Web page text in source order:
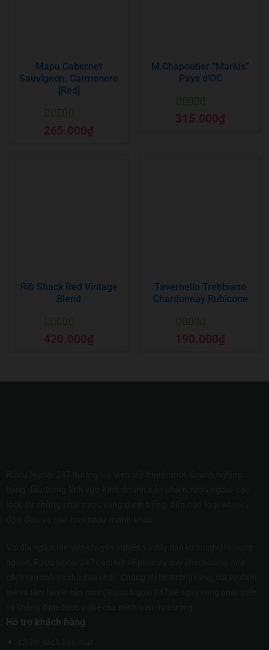
Mapu Cabernet
Sauvignon, Carmenere
[Red]
Được xếp
hạng55 sao
265.000₫
M.Chapoutier “Marius”
Pays d’OC
Được xếp
hạng55 sao
315.000₫
Rib Shack Red Vintage
Blend
Được xếp
hạng55 sao
420.000₫
Tavernello Trebbiano
Chardonnay Rubicone
Được xếp
hạng55 sao
190.000₫
Hỗ trợ khách hàng